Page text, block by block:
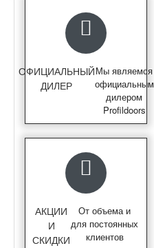
ОФИЦИАЛЬНЫЙ
ДИЛЕР
Мы являемся
официальным
дилером
Profildoors
АКЦИИ
И
СКИДКИ
От объема и
для постоянных
клиентов